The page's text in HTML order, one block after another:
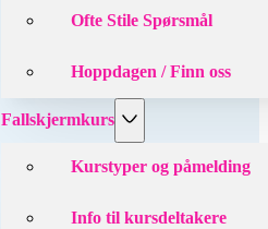
Ofte Stile Spørsmål
Hoppdagen / Finn oss
Fallskjermkurs
Kurstyper og påmelding
Info til kursdeltakere